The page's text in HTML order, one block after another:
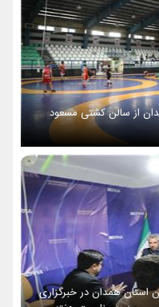
از سالن کشتی مسعود
همدان در خبرگزاری